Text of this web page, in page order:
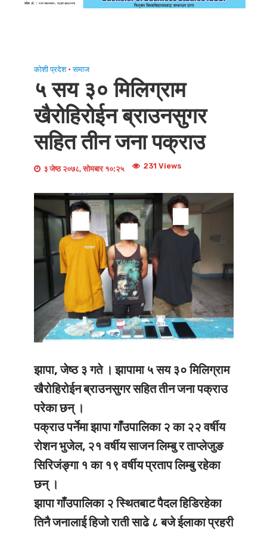
कोशी प्रदेश • समाज
५ सय ३० मिलिग्राम
खैरोहिरोईन ब्राउनसुगर
सहित तीन जना पक्राउ
३ जेष्ठ २०७८, सोमबार १०:२५ 231 Views
झापा, जेष्ठ ३ गते । झापामा ५ सय ३० मिलिग्राम
खैरोहिरोईन ब्राउनसुगर सहित तीन जना पक्राउ
परेका छन् ।
पक्राउ पर्नेमा झापा गाँउपालिका २ का २२ वर्षीय
रोशन भुजेल, २१ वर्षीय साजन लिम्बु र ताप्लेजुङ
सिरिजंङ्गा १ का १९ वर्षीय प्रताप लिम्बु रहेका
छन् ।
झापा गाँउपालिका २ स्थितबाट पैदल हिडिरहेका
तिनै जनालाई हिजो राती साढे ८ बजे ईलाका प्रहरी